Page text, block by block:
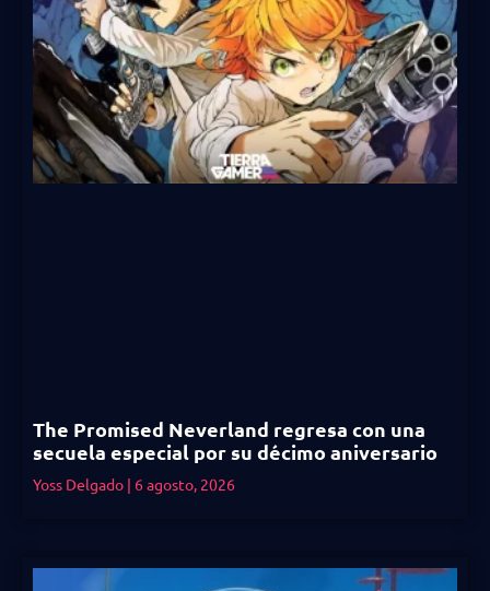
The Promised Neverland regresa con una
secuela especial por su décimo aniversario
Yoss Delgado 6 agosto, 2026